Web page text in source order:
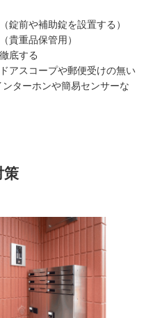
錠前や補助錠を設置する）
貴重品保管用）
底する
アスコープや郵便受けの無い
ターホンや簡易センサーな
策